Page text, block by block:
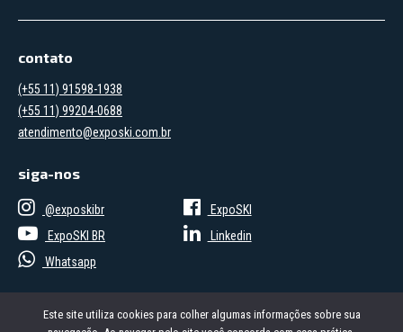
contato
(+55 11) 91598-1938
(+55 11) 99204-0688
atendimento@exposki.com.br
siga-nos
@exposkibr
ExpoSKI
ExpoSKI BR
Linkedin
Whatsapp
Este site utiliza cookies para colher algumas informações sobre sua